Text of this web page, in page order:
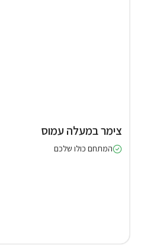
צימר במעלה עמוס
המתחם כולו שלכם